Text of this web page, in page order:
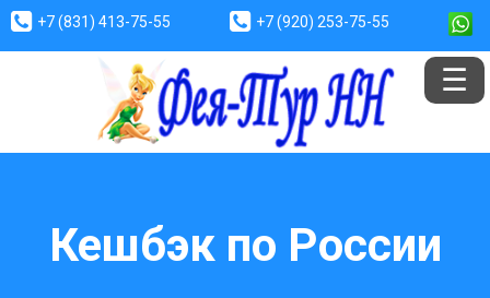
+7 (831) 413-75-55 +7 (920) 253-75-55
Кешбэк по России